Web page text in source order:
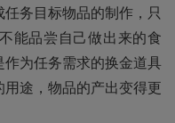
务目标物品的制作，只
能品尝自己做出来的食
为任务需求的换金道具
途，物品的产出变得更